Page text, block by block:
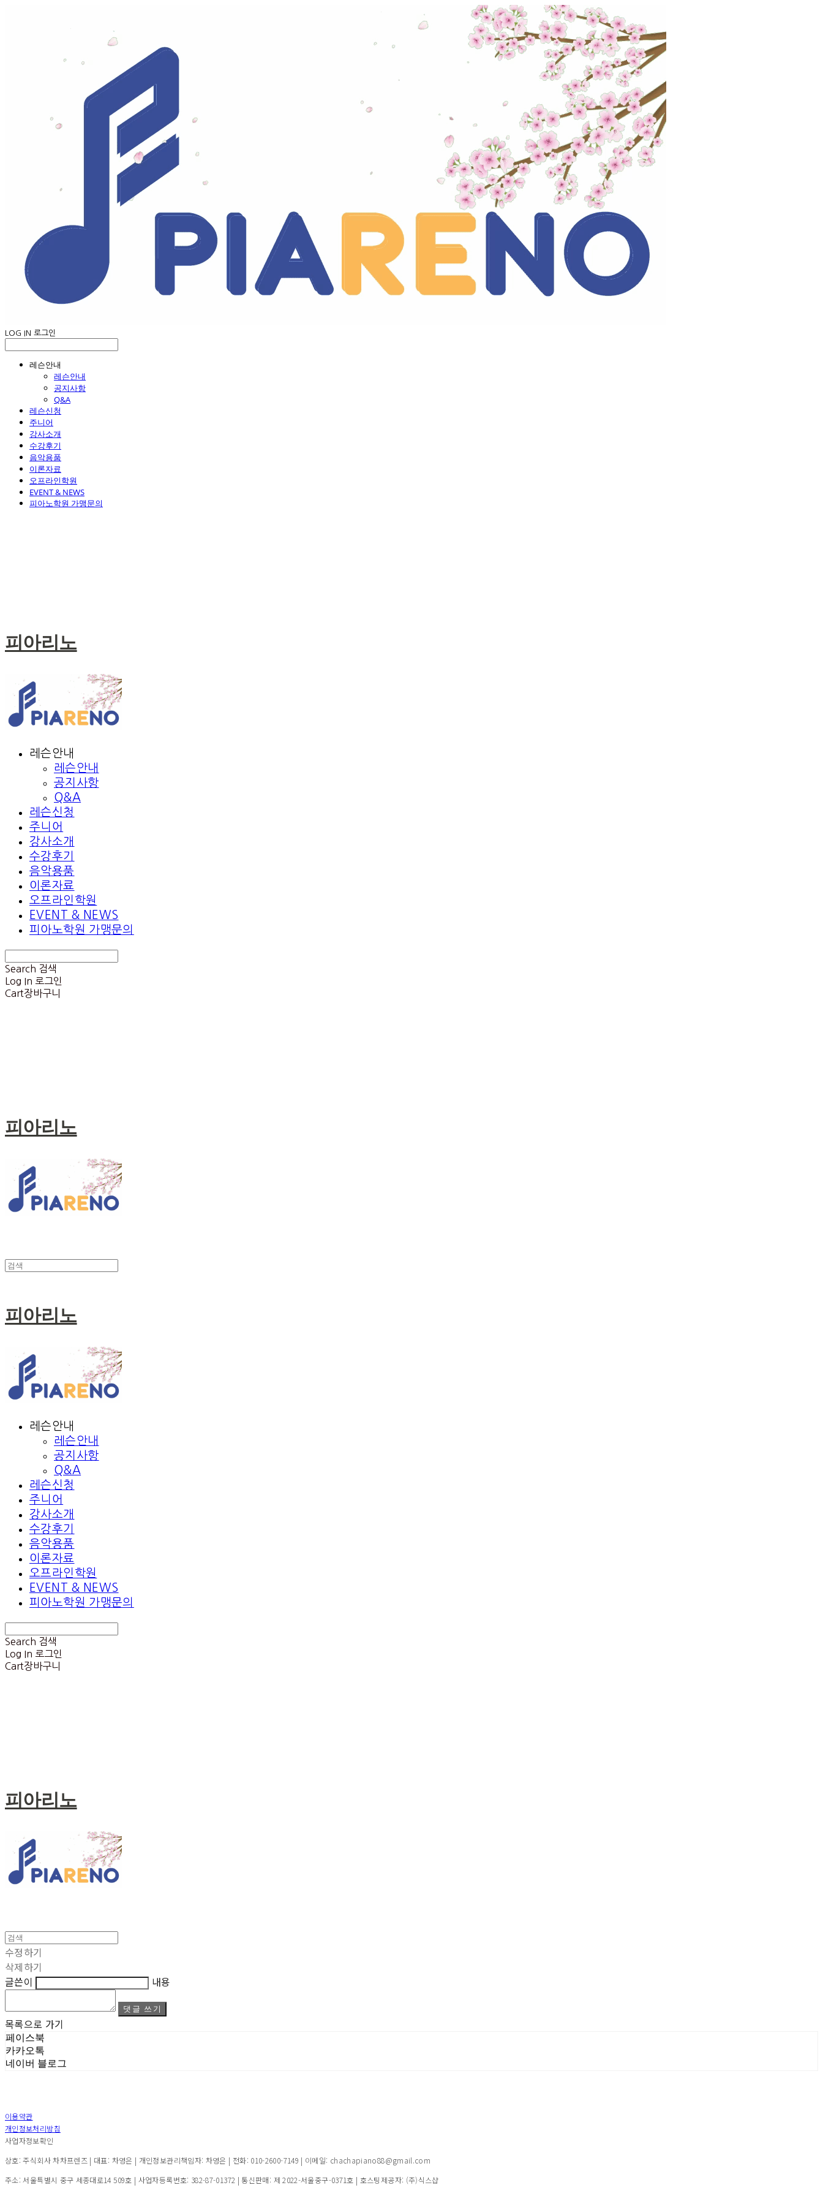
LOG IN 로그인
레슨안내
레슨안내
공지사항
Q&A
레슨신청
주니어
강사소개
수강후기
음악용품
이론자료
오프라인학원
EVENT & NEWS
피아노학원 가맹문의
피아리노
레슨안내
레슨안내
공지사항
Q&A
레슨신청
주니어
강사소개
수강후기
음악용품
이론자료
오프라인학원
EVENT & NEWS
피아노학원 가맹문의
Search 검색
Log In 로그인
Cart장바구니
피아리노
피아리노
레슨안내
레슨안내
공지사항
Q&A
레슨신청
주니어
강사소개
수강후기
음악용품
이론자료
오프라인학원
EVENT & NEWS
피아노학원 가맹문의
Search 검색
Log In 로그인
Cart장바구니
피아리노
수정하기
삭제하기
글쓴이
내용
댓글 쓰기
목록으로 가기
페이스북
카카오톡
네이버 블로그
이용약관
개인정보처리방침
사업자정보확인
상호: 주식회사 차차프렌즈 | 대표: 차영은 | 개인정보관리책임자: 차영은 | 전화: 010-2600-7149 | 이메일: chachapiano88@gmail.com
주소: 서울특별시 중구 세종대로14 509호 | 사업자등록번호: 382-87-01372 | 통신판매: 제 2022-서울중구-0371호 | 호스팅제공자: (주)식스샵